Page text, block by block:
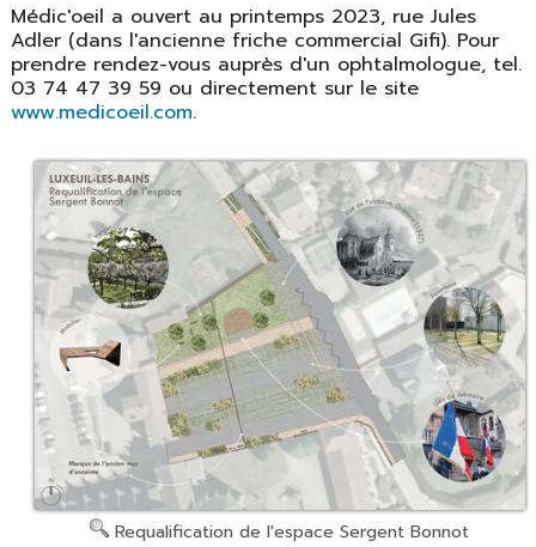
Médic'oeil a ouvert au printemps 2023, rue Jules
Adler (dans l'ancienne friche commercial Gifi). Pour
prendre rendez-vous auprès d'un ophtalmologue, tel.
03 74 47 39 59 ou directement sur le site
www.medicoeil.com.
Requalification de l'espace Sergent Bonnot